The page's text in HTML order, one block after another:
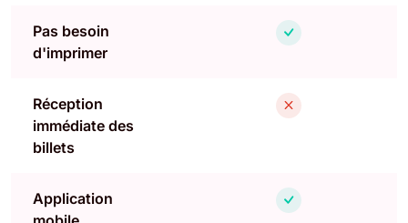
Pas besoin
d'imprimer
Réception
immédiate des
billets
Application